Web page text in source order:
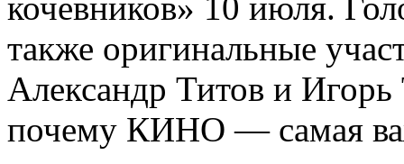
кочевников» 10 июля.
также оригинальные
Александр Титов и
почему КИНО — самая